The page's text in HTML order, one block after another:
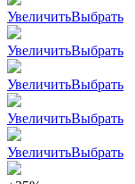
УвеличитьВыбрать
УвеличитьВыбрать
УвеличитьВыбрать
УвеличитьВыбрать
УвеличитьВыбрать